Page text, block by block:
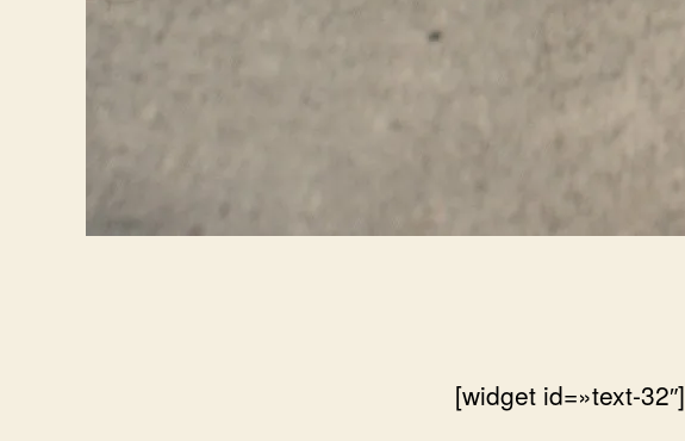
[widget id=»text-32″]